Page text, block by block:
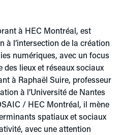
à HEC Montréal, est
à l’intersection de la création
numériques, avec un focus
lieux et réseaux sociaux
à Raphaël Suire, professeur
à l’Université de Nantes
/ HEC Montréal, il mène
spatiaux et sociaux
avec une attention